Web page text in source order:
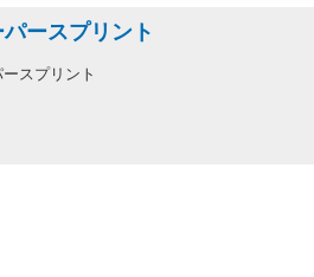
ースプリント
スプリント